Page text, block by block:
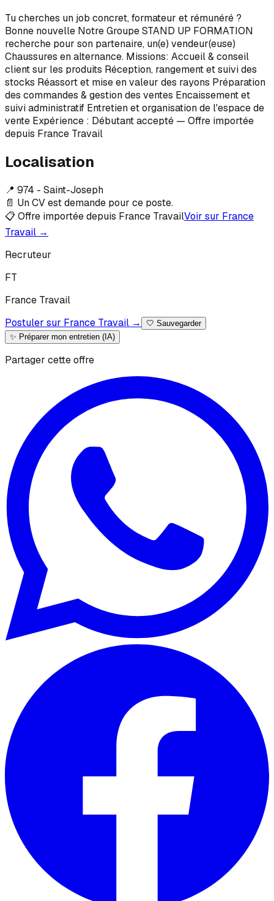
Tu cherches un job concret, formateur et rémunéré ?
Bonne nouvelle Notre Groupe STAND UP FORMATION
recherche pour son partenaire, un(e) vendeur(euse)
Chaussures en alternance. Missions: Accueil & conseil
client sur les produits Réception, rangement et suivi des
stocks Réassort et mise en valeur des rayons Préparation
des commandes & gestion des ventes Encaissement et
suivi administratif Entretien et organisation de l'espace de
vente Expérience : Débutant accepté — Offre importée
depuis France Travail
Localisation
📍 974 - Saint-Joseph
📄 Un CV est demande pour ce poste.
📋 Offre importée depuis France TravailVoir sur France
Travail →
Recruteur
FT
France Travail
Postuler sur France Travail →
🤍 Sauvegarder
✨ Préparer mon entretien (IA)
Partager cette offre